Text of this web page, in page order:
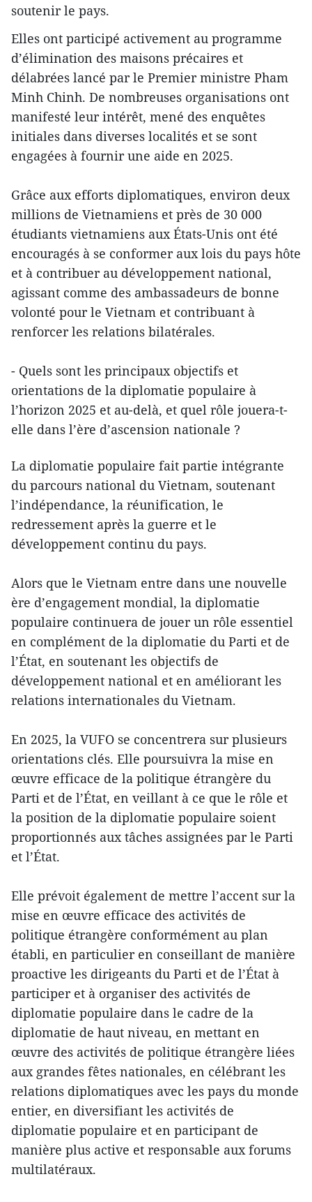
soutenir le pays.
Elles ont participé activement au programme
d’élimination des maisons précaires et
délabrées lancé par le Premier ministre Pham
Minh Chinh. De nombreuses organisations ont
manifesté leur intérêt, mené des enquêtes
initiales dans diverses localités et se sont
engagées à fournir une aide en 2025.
Grâce aux efforts diplomatiques, environ deux
millions de Vietnamiens et près de 30 000
étudiants vietnamiens aux États-Unis ont été
encouragés à se conformer aux lois du pays hôte
et à contribuer au développement national,
agissant comme des ambassadeurs de bonne
volonté pour le Vietnam et contribuant à
renforcer les relations bilatérales.
- Quels sont les principaux objectifs et
orientations de la diplomatie populaire à
l’horizon 2025 et au-delà, et quel rôle jouera-t-
elle dans l’ère d’ascension nationale ?
La diplomatie populaire fait partie intégrante
du parcours national du Vietnam, soutenant
l’indépendance, la réunification, le
redressement après la guerre et le
développement continu du pays.
Alors que le Vietnam entre dans une nouvelle
ère d’engagement mondial, la diplomatie
populaire continuera de jouer un rôle essentiel
en complément de la diplomatie du Parti et de
l’État, en soutenant les objectifs de
développement national et en améliorant les
relations internationales du Vietnam.
En 2025, la VUFO se concentrera sur plusieurs
orientations clés. Elle poursuivra la mise en
œuvre efficace de la politique étrangère du
Parti et de l’État, en veillant à ce que le rôle et
la position de la diplomatie populaire soient
proportionnés aux tâches assignées par le Parti
et l’État.
Elle prévoit également de mettre l’accent sur la
mise en œuvre efficace des activités de
politique étrangère conformément au plan
établi, en particulier en conseillant de manière
proactive les dirigeants du Parti et de l’État à
participer et à organiser des activités de
diplomatie populaire dans le cadre de la
diplomatie de haut niveau, en mettant en
œuvre des activités de politique étrangère liées
aux grandes fêtes nationales, en célébrant les
relations diplomatiques avec les pays du monde
entier, en diversifiant les activités de
diplomatie populaire et en participant de
manière plus active et responsable aux forums
multilatéraux.